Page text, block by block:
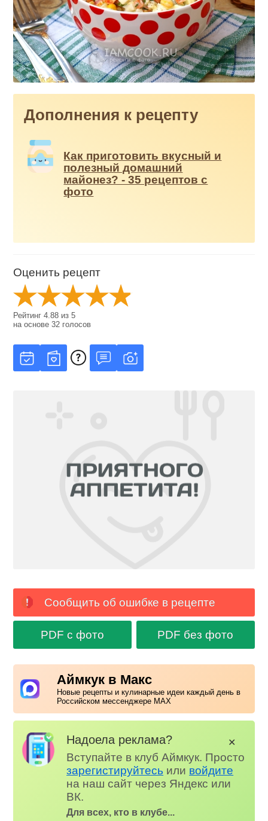
Дополнения к рецепту
Как приготовить вкусный и
полезный домашний
майонез? - 35 рецептов с
фото
Оценить рецепт
Рейтинг4.88 из5
на основе32 голосов
Сообщить об ошибке в рецепте
PDF с фото PDF без фото
Аймкук в Макс
Новые рецепты и кулинарные идеи каждый день в
Российском мессенджере MAX
Надоела реклама?
Вступайте в клуб Аймкук. Просто
зарегистируйтесь или войдите
на наш сайт через Яндекс или
ВК.
Для всех, кто в клубе...
✕